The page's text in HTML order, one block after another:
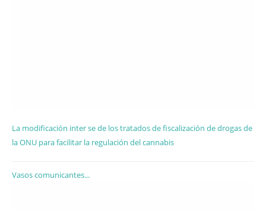
La modificación inter se de los tratados de fiscalización de drogas de
la ONU para facilitar la regulación del cannabis
Vasos comunicantes...